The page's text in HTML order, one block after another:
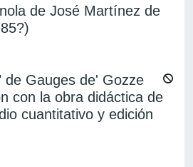
de José Martínez de
de Gauges de' Gozze
con la obra didáctica de
cuantitativo y edición